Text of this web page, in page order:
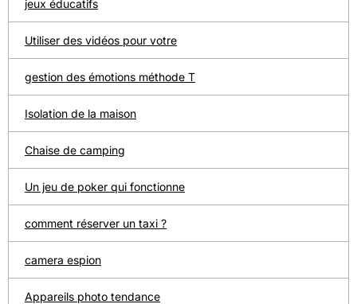
jeux éducatifs
Utiliser des vidéos pour votre
gestion des émotions méthode T
Isolation de la maison
Chaise de camping
Un jeu de poker qui fonctionne
comment réserver un taxi ?
camera espion
Appareils photo tendance